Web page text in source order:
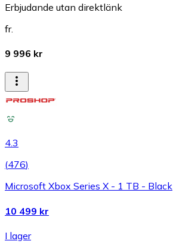
Erbjudande utan direktlänk
fr.
9 996 kr
4.3
(476)
Microsoft Xbox Series X - 1 TB - Black
10 499 kr
I lager